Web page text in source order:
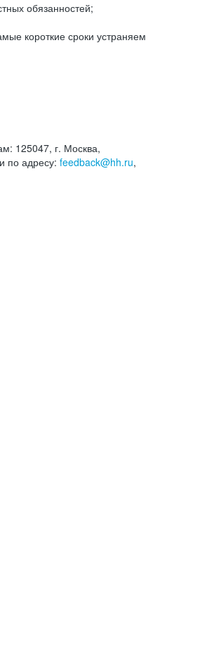
обязанностей;
короткие сроки устраняем
125047, г. Москва,
по адресу: feedback@hh.ru,